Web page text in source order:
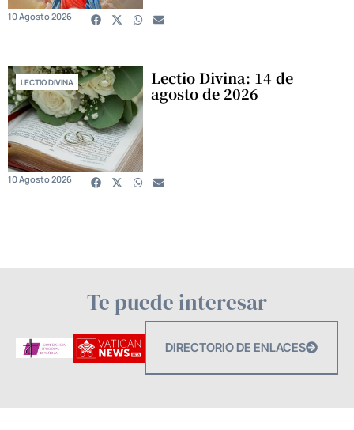
10 Agosto 2026
LECTIO DIVINA Lectio Divina: 14 de
agosto de 2026
10 Agosto 2026
Te puede interesar
DIRECTORIO DE ENLACES